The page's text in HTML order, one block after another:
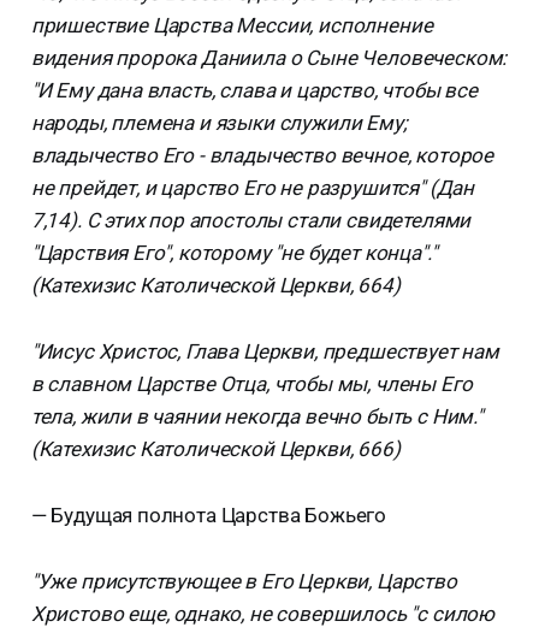
пришествие Царства Мессии, исполнение
видения пророка Даниила о Сыне Человеческом:
"И Ему дана власть, слава и царство, чтобы все
народы, племена и языки служили Ему;
владычество Его - владычество вечное, которое
не прейдет, и царство Его не разрушится" (Дан
7,14). С этих пор апостолы стали свидетелями
"Царствия Его", которому "не будет конца"."
(Катехизис Католической Церкви, 664)
"Иисус Христос, Глава Церкви, предшествует нам
в славном Царстве Отца, чтобы мы, члены Его
тела, жили в чаянии некогда вечно быть с Ним."
(Катехизис Католической Церкви, 666)
— Будущая полнота Царства Божьего
"Уже присутствующее в Его Церкви, Царство
Христово еще, однако, не совершилось "с силою